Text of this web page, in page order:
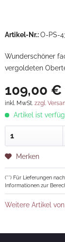
Artikel-Nr.:O-PS-
Wunderschöner
vergoldeten
109,00 €
inkl. MwSt. zzgl.
Artikel ist
Merken
(**) Für Lieferungen
Informationen zur
Weitere Artikel